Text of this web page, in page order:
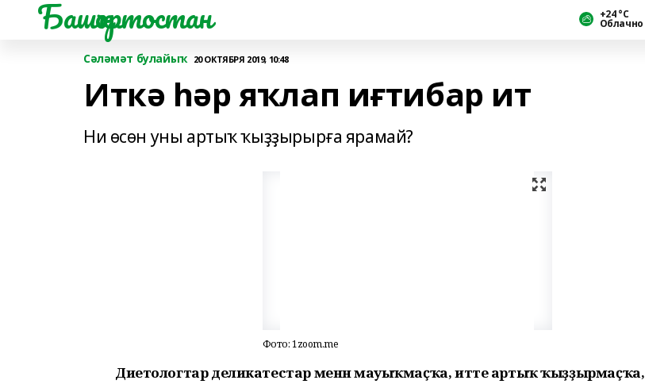
Башҡортостан +24 °С
Облачно
Сәләмәт булайыҡ 20 ОКТЯБРЯ 2019, 10:48
Иткә һәр яҡлап иғтибар ит
Ни өсөн уны артыҡ ҡыҙҙырырға ярамай?
Фото: 1zoom.me
Диетологтар деликатестар менән мауыҡмаҫҡа, итте артыҡ ҡыҙҙырмаҫҡа,